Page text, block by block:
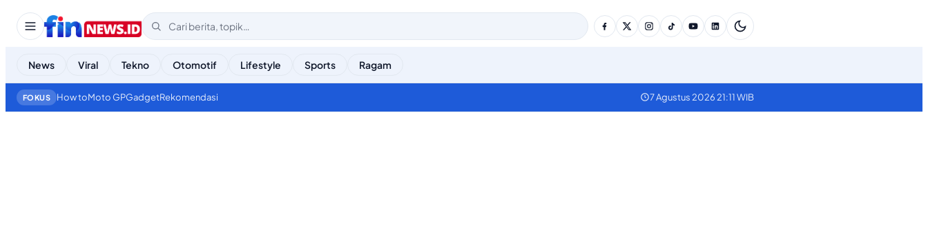
News Viral Tekno Otomotif Lifestyle Sports Ragam
FOKUS How toMoto GPGadgetRekomendasi 7 Agustus 2026 21:11 WIB